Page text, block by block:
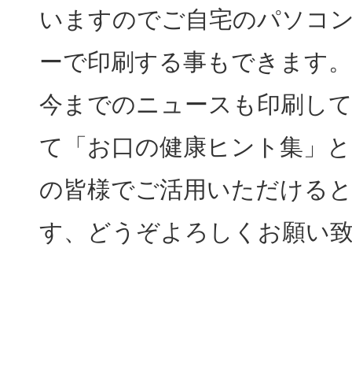
いますのでご自宅のパソコ
ーで印刷する事もできます。
今までのニュースも印刷し
て「お口の健康ヒント集」
の皆様でご活用いただける
す、どうぞよろしくお願い